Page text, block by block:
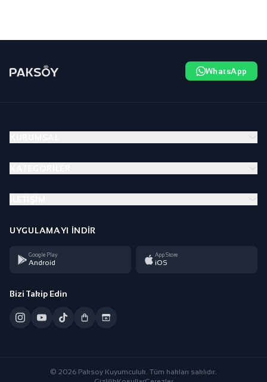
WhatsApp
UYGULAMAYI İNDIR
Google Play
Android
App Store
iOS
Bizi Takip Edin
© 2026 Paksoy Kuyumculuk. Tüm hakları saklıdır.